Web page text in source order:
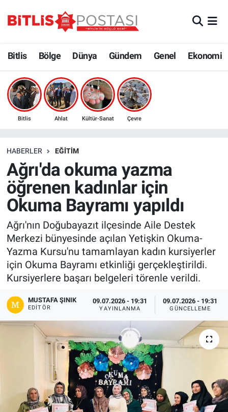
Bitlis Bölge Dünya Gündem Genel Ekonomi
Bitlis Ahlat Kültür-Sanat Çevre
HABERLER EĞITIM
Ağrı'da okuma yazma
öğrenen kadınlar için
Okuma Bayramı yapıldı
Ağrı'nın Doğubayazıt ilçesinde Aile Destek
Merkezi bünyesinde açılan Yetişkin Okuma-
Yazma Kursu'nu tamamlayan kadın kursiyerler
için Okuma Bayramı etkinliği gerçekleştirildi.
Kursiyerlere başarı belgeleri törenle verildi.
MUSTAFA ŞINIK
EDITÖR
09.07.2026 - 19:31
YAYINLANMA
09.07.2026 - 19:31
GÜNCELLEME
Bölge
Çevre
Eğitim
Ekonomi
Genel
Gündem
Kültür-Sanat
Magazin
Politika
Resmi İlanlar
Siyaset
Bitlis Trafik Yoğunluk Haritası
Süper Lig Puan Durumu ve Fikstür
Son Dakika Haberleri
Haber Arşivi